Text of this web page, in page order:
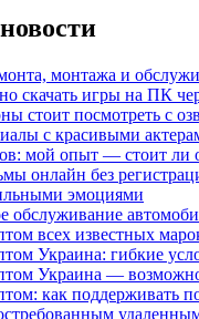
монтажа и
скачать игры на ПК
стоит посмотреть с
с красивыми
мой опыт — стоит ли
онлайн без
эмоциями
обслуживание
всех известных
Украина: гибкие
Украина —
как поддерживать